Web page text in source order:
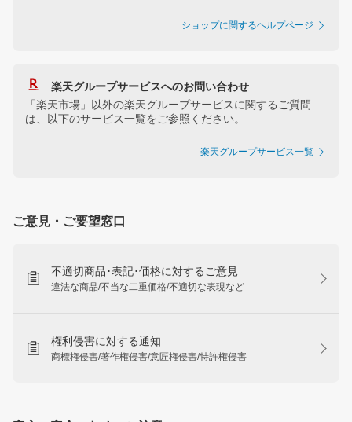
ショップに関するヘルプページ
楽天グループサービスへのお問い合わせ
「楽天市場」以外の楽天グループサービスに関するご質問
は、以下のサービス一覧をご参照ください。
楽天グループサービス一覧
ご意見・ご要望窓口
不適切商品･表記･価格に対するご意見
違法な商品/不当な二重価格/不適切な表現など
権利侵害に対する通知
商標権侵害/著作権侵害/意匠権侵害/特許権侵害